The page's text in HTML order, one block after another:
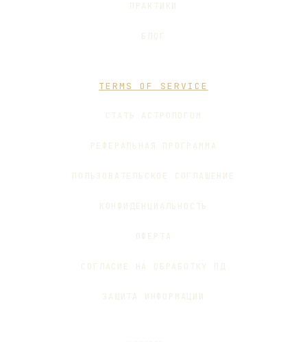
ПРАКТИКИ
БЛОГ
TERMS OF SERVICE
СТАТЬ АСТРОЛОГОМ
РЕФЕРАЛЬНАЯ ПРОГРАММА
ПОЛЬЗОВАТЕЛЬСКОЕ СОГЛАШЕНИЕ
КОНФИДЕНЦИАЛЬНОСТЬ
ОФЕРТА
СОГЛАСИЕ НА ОБРАБОТКУ ПД
ЗАЩИТА ИНФОРМАЦИИ